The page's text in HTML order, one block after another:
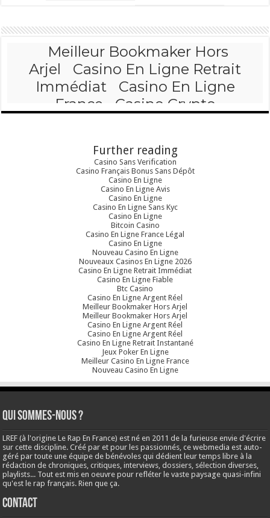
Further reading
Casino Sans Verification
Casino Français Bonus Sans Dépôt
Casino En Ligne
Casino En Ligne Avis
Casino En Ligne
Casino En Ligne Sans Kyc
Casino En Ligne
Bitcoin Casino
Casino En Ligne France Légal
Casino En Ligne
Nouveau Casino En Ligne
Nouveaux Casinos En Ligne 2026
Casino En Ligne Retrait Immédiat
Casino En Ligne Fiable
Btc Casino
Casino En Ligne Argent Réel
Meilleur Bookmaker Hors Arjel
Meilleur Bookmaker Hors Arjel
Casino En Ligne Argent Réel
Casino En Ligne Argent Réel
Casino En Ligne Retrait Instantané
Jeux Poker En Ligne
Meilleur Casino En Ligne France
Nouveau Casino En Ligne
Qui sommes-nous ?
LREF (à l'origine Le Rap En France) est né en 2011 de la furieuse envie d'écrire
sur cette discipline. Créé par et pour les passionnés, ce webmedia est auto-
géré par toute une équipe de bénévoles qui dédient leur temps libre à la
rédaction de chroniques, critiques, interviews, dossiers, sélection diverses,
playlists... Tout est mis en oeuvre pour refléter le vaste paysage quasi-infini
qu'est le rap français. Rien que ça.
Contact